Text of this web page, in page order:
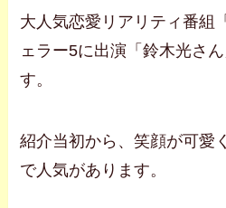
大人気恋愛リアリティ番組
ェラー5に出演「鈴木光さ
す。
紹介当初から、笑顔が可愛
で人気があります。